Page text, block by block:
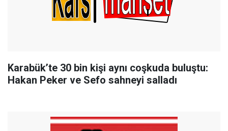
Karabük’te 30 bin kişi aynı coşkuda buluştu:
Hakan Peker ve Sefo sahneyi salladı